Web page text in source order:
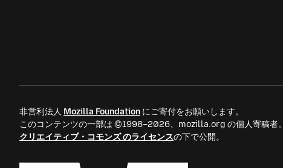
非営利法人 Mozilla Foundation にご寄付をお願いします。
このコンテンツの一部は ©1998–2026、mozilla.org の個人寄稿者
クリエイティブ・コモンズ のライセンスの下で公開。